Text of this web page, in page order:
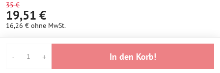
35 €
19,51 €
16,26 € ohne MwSt.
In den Korb!